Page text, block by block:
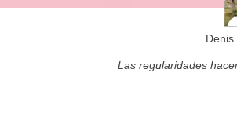
Denis
Las regularidades